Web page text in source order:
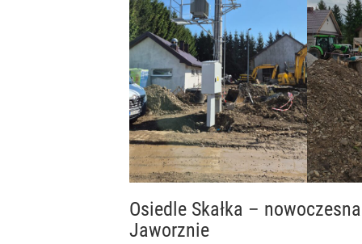
Osiedle Skałka –
Jaworznie